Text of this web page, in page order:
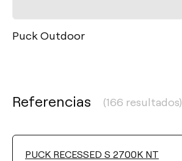
Puck Outdoor
Referencias (166 resultados)
PUCK RECESSED S 2700K NT